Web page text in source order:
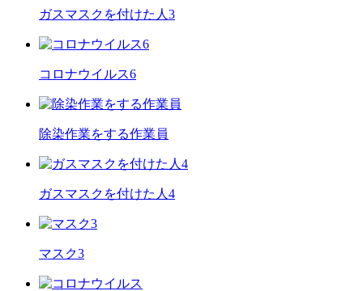
ガスマスクを付けた人3
コロナウイルス6
除染作業をする作業員
ガスマスクを付けた人4
マスク3